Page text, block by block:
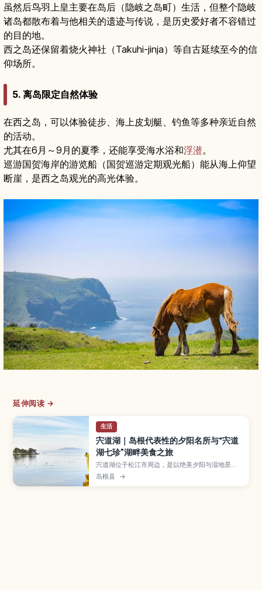
虽然后鸟羽上皇主要在岛后（隐岐之岛町）生活，但整个隐岐
诸岛都散布着与他相关的遗迹与传说，是历史爱好者不容错过
的目的地。
西之岛还保留着烧火神社（Takuhi-jinja）等自古延续至今的信
仰场所。
5. 离岛限定自然体验
在西之岛，可以体验徒步、海上皮划艇、钓鱼等多种亲近自然
的活动。
尤其在6月～9月的夏季，还能享受海水浴和浮潜。
巡游国贺海岸的游览船（国贺巡游定期观光船）能从海上仰望
断崖，是西之岛观光的高光体验。
延伸阅读 →
生活
宍道湖｜岛根代表性的夕阳名所与“宍道
湖七珍”湖畔美食之旅
宍道湖位于松江市周边，是以绝美夕阳与湿地景观
闻名的湖泊，也是品尝“宍道湖七珍”如蜆、鳗鱼等
湖产料理的好地方。本文将介绍人气夕阳观景点与
岛根县 →